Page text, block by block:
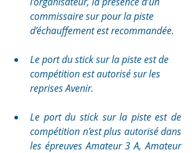
commissaire sur pour la piste
d’échauffement est recommandée.
Le port du stick sur la piste est de
compétition est autorisé sur les
reprises Avenir.
Le port du stick sur la piste est de
compétition n'est plus autorisé dans
les épreuves Amateur 3 A, Amateur